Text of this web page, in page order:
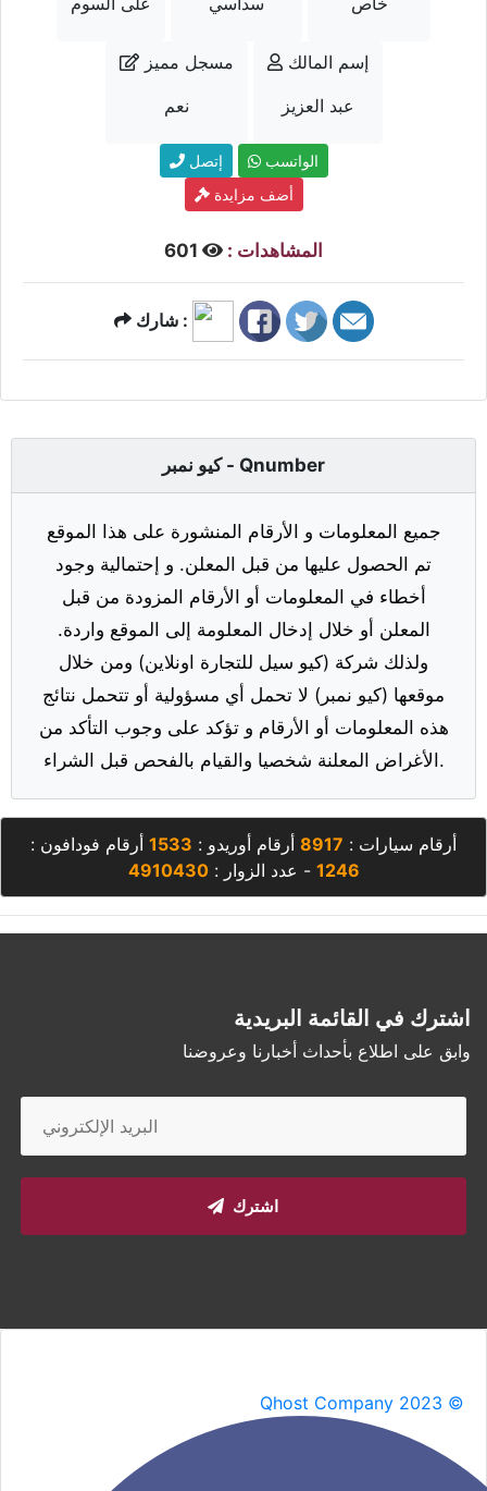
مسجل مميز
نعم
إسم المالك
عبد العزيز
إتصل
الواتسب
أضف مزايدة
المشاهدات :
شارك :
كيو نمبر - Qnumber
جميع المعلومات و الأرقام المنشورة على هذا الموقع
تم الحصول عليها من قبل المعلن. و إحتمالية وجود
أخطاء في المعلومات أو الأرقام المزودة من قبل
المعلن أو خلال إدخال المعلومة إلى الموقع واردة.
ولذلك شركة (كيو سيل للتجارة اونلاين) ومن خلال
موقعها (كيو نمبر) لا تحمل أي مسؤولية أو تتحمل نتائج
هذه المعلومات أو الأرقام و تؤكد على وجوب التأكد من
الأغراض المعلنة شخصيا والقيام بالفحص قبل الشراء.
أرقام سيارات : 8917 أرقام أوريدو : 1533 أرقام فودافون :
1246 - عدد الزوار :4910430
اشترك في القائمة البريدية
وابق على اطلاع بأحداث أخبارنا وعروضنا
اشترك
Qhost Company 2023 ©